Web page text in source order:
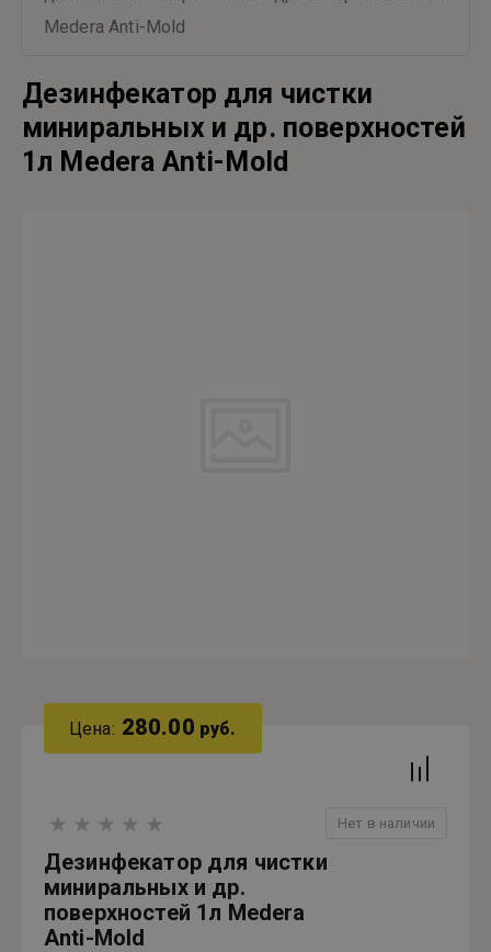
Medera Anti-Mold
Дезинфекатор для чистки
миниральных и др. поверхностей
1л Medera Anti-Mold
Цена: 280.00 руб.
Дезинфекатор для чистки
миниральных и др.
поверхностей 1л Medera
Anti-Mold
Нет в наличии